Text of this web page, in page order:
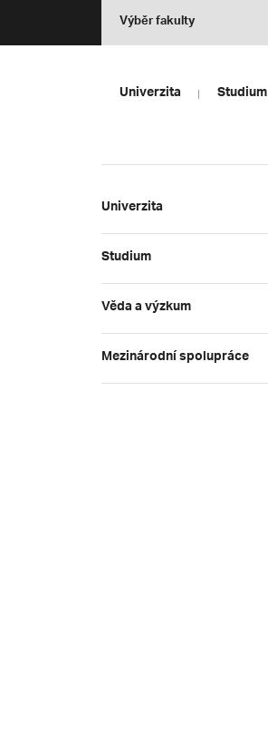
Výběr fakulty
Univerzita Studium
Univerzita
Studium
Věda a výzkum
Mezinárodní spolupráce